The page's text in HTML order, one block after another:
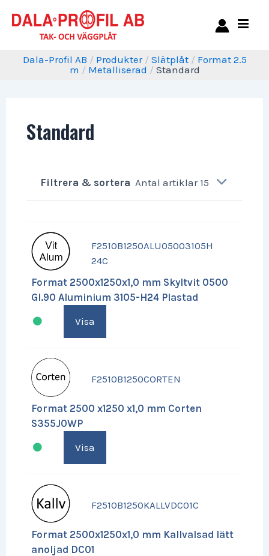
Dala-Profil AB / Produkter / Slätplåt / Format 2.5
m / Metalliserad / Standard
Standard
Filtrera & sortera Antal artiklar 15
F2510B1250ALU05003105H
24C
Format 2500x1250x1,0 mm Skyltvit 0500
Gl.90 Aluminium 3105-H24 Plastad
Visa
F2510B1250CORTEN
Format 2500 x1250 x1,0 mm Corten
S355J0WP
Visa
F2510B1250KALLVDC01C
Format 2500x1250x1,0 mm Kallvalsad lätt
anoljad DC01